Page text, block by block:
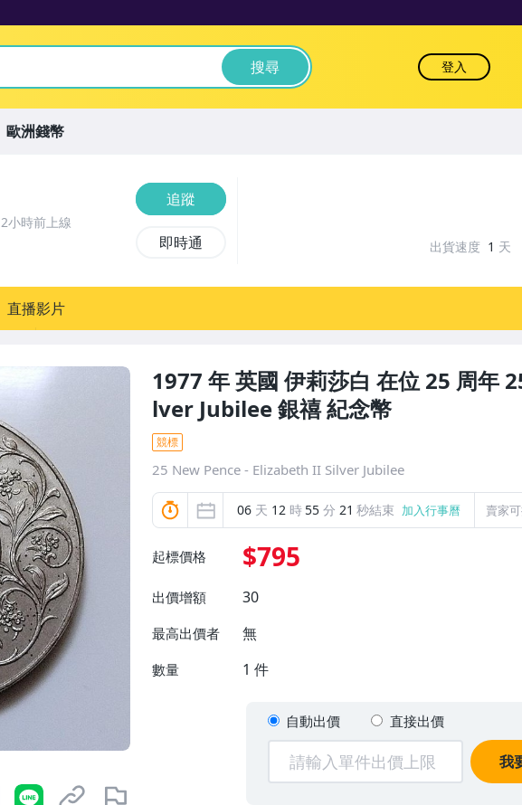
搜尋 登入
1977 年 英國 伊莉莎白 在位 25 周年
lver Jubilee 銀禧 紀念幣
競標
25 New Pence - Elizabeth II Silver Jubilee
06 天 12 時 55 分 19 秒結束 加入行事曆 賣家
起標價格 $795
出價增額 30
最高出價者 無
數量 1 件
自動出價 直接出價
我
2小時前上線
追蹤
即時通 出貨速度 1 天
直播影片
歐洲錢幣